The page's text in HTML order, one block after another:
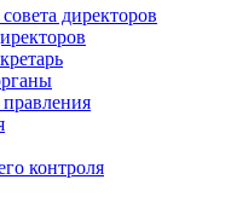
директоров
контроля